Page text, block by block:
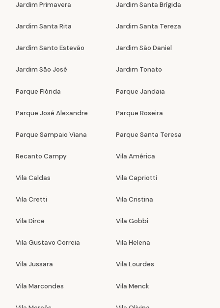
Jardim Primavera Jardim Santa Brígida
Jardim Santa Rita Jardim Santa Tereza
Jardim Santo Estevão Jardim São Daniel
Jardim São José Jardim Tonato
Parque Flórida Parque Jandaia
Parque José Alexandre Parque Roseira
Parque Sampaio Viana Parque Santa Teresa
Recanto Campy Vila América
Vila Caldas Vila Capriotti
Vila Cretti Vila Cristina
Vila Dirce Vila Gobbi
Vila Gustavo Correia Vila Helena
Vila Jussara Vila Lourdes
Vila Marcondes Vila Menck